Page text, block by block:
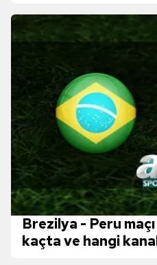
Brezilya - Peru
kaçta ve hangi